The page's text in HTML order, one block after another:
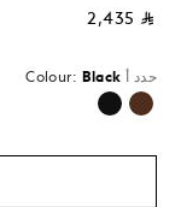
⃁ 2,435
حدد أ Colour: Black
محدد